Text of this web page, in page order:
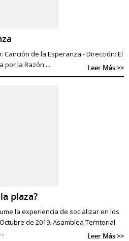
Canción de la Esperanza - Dirección: El
por la Razón ...
Leer Más >>
plaza?
la experiencia de socializar en los
de 2019. Asamblea Territorial
Leer Más >>